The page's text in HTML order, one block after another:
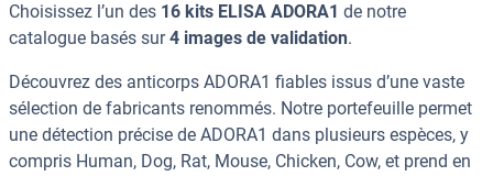
Choisissez l’un des 16 kits ELISA ADORA1 de notre
catalogue basés sur4 images de validation.
Découvrez des anticorps ADORA1 fiables issus d’une vaste
sélection de fabricants renommés. Notre portefeuille permet
une détection précise de ADORA1 dans plusieurs espèces, y
compris Human, Dog, Rat, Mouse, Chicken, Cow, et prend en